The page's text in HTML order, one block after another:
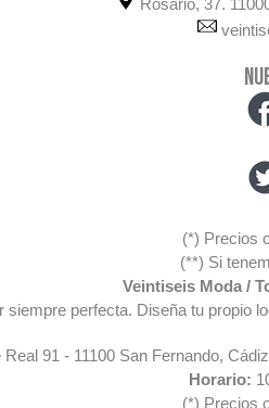
Rosario, 37.
(*) Precios
(**) Si
Veintiseis Moda /
siempre perfecta. Diseña tu
Real 91 - 11100 San Fernando,
Horario:
(*) Precios